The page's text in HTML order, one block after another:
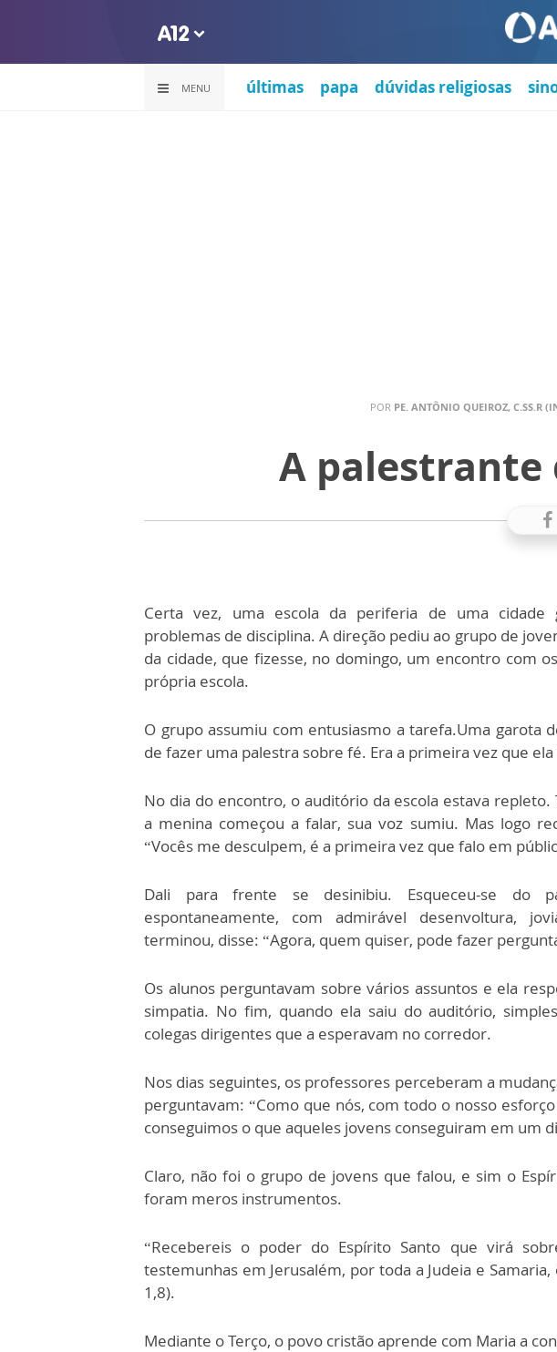
MENU últimas papa dúvidas religiosas
POR PE. ANTÔNIO QUEIROZ, C.SS.R
A palestrante
Certa vez, uma escola da periferia de uma cidade
problemas de disciplina. A direção pediu ao grupo de
da cidade, que fizesse, no domingo, um encontro com
própria escola.
O grupo assumiu com entusiasmo a tarefa.Uma garota
de fazer uma palestra sobre fé. Era a primeira vez que
No dia do encontro, o auditório da escola estava repleto.
a menina começou a falar, sua voz sumiu. Mas logo
“Vocês me desculpem, é a primeira vez que falo em
Dali para frente se desinibiu. Esqueceu-se do
espontaneamente, com admirável desenvoltura,
terminou, disse: “Agora, quem quiser, pode fazer
Os alunos perguntavam sobre vários assuntos e ela
simpatia. No fim, quando ela saiu do auditório,
colegas dirigentes que a esperavam no corredor.
Nos dias seguintes, os professores perceberam a
perguntavam: “Como que nós, com todo o nosso
conseguimos o que aqueles jovens conseguiram em um
Claro, não foi o grupo de jovens que falou, e sim o
foram meros instrumentos.
“Recebereis o poder do Espírito Santo que virá
testemunhas em Jerusalém, por toda a Judeia e
1,8).
Mediante o Terço, o povo cristão aprende com Maria a